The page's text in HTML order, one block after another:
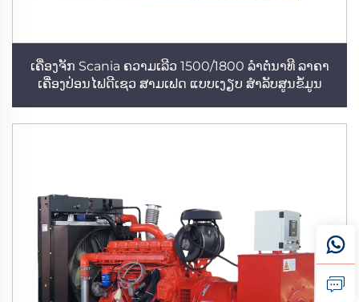
ເຄື່ອງຈັກ Scania ຄວາມເລີວ 1500/1800 ລຳຕໍ່ນາທີ ລາຄາ
ເຄື່ອງປ່ອນໄຟດີເຊວ ສາມເຟດ ແບບເງຽບ ສຳລັບສູນຂໍ້ມູນ